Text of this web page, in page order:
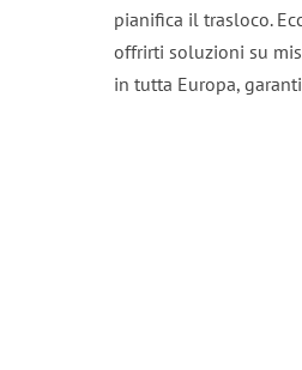
pianifica il trasloco.
offrirti soluzioni su
in tutta Europa,